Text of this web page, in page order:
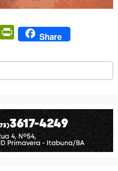
Email PrintFriendly
Share